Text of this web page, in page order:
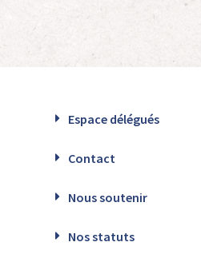
Espace délégués
Contact
Nous soutenir
Nos statuts